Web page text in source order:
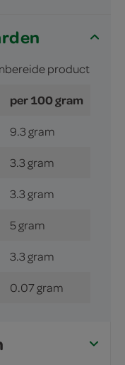
product
per 100 gram
9.3 gram
3.3 gram
3.3 gram
5 gram
3.3 gram
0.07 gram